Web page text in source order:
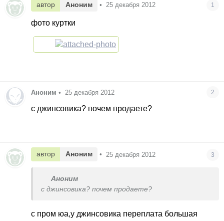
автор Аноним • 25 декабря 2012 1
фото куртки
Аноним • 25 декабря 2012 2
с джинсовика? почем продаете?
автор Аноним • 25 декабря 2012 3
Аноним
с джинсовика? почем продаете?
с пром юа,у джинсовика переплата большая